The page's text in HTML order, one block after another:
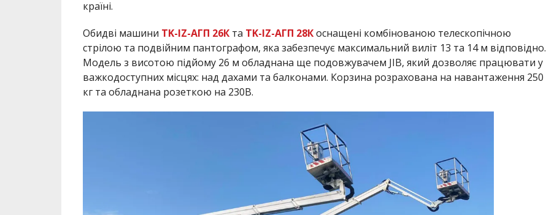
країні.
Обидві машини TK-IZ-АГП 26Кта TK-IZ-АГП 28Коснащені комбінованою телескопічною
стрілою та подвійним пантографом, яка забезпечує максимальний виліт 13 та 14 м відповідно.
Модель з висотою підйому 26 м обладнана ще подовжувачем JIB, який дозволяє працювати у
важкодоступних місцях: над дахами та балконами. Корзина розрахована на навантаження 250
кг та обладнана розеткою на 230В.